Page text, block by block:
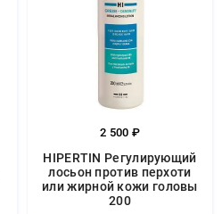
2 500 ₽
HIPERTIN Регулирующий
лосьон против перхоти
или жирной кожи головы
200